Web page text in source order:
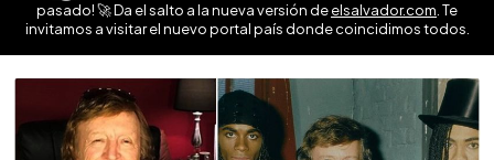
pasado! 🚀 Da el salto a la nueva versión deelsalvador.com . Te
invitamos a visitar el nuevo portal país donde coincidimos todos.